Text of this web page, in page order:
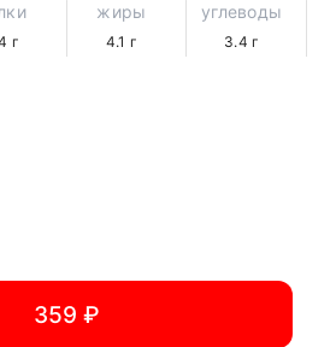
г
жиры
4.1 г
углеводы
3.4 г
359 ₽